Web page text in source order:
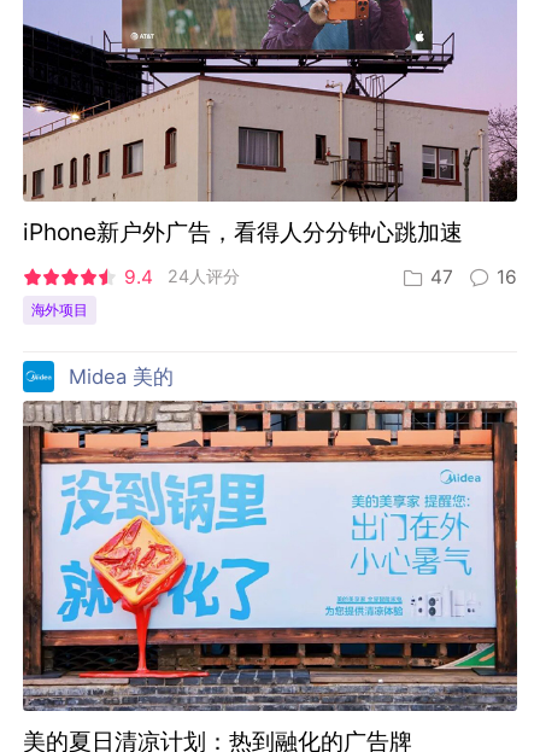
iPhone新户外广告，看得人分分钟心跳加速
9.4 24人评分 47 16
海外项目
Midea 美的
美的夏日清凉计划：热到融化的广告牌